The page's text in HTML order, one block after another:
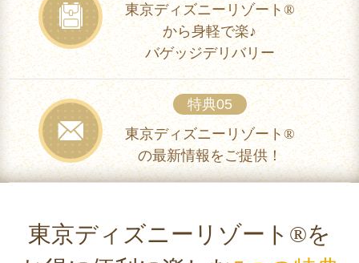
東京ディズニーリゾート®
から身軽で楽♪
バゲッジデリバリー
特典05
東京ディズニーリゾート®
の最新情報をご提供！
東京ディズニーリゾート®を